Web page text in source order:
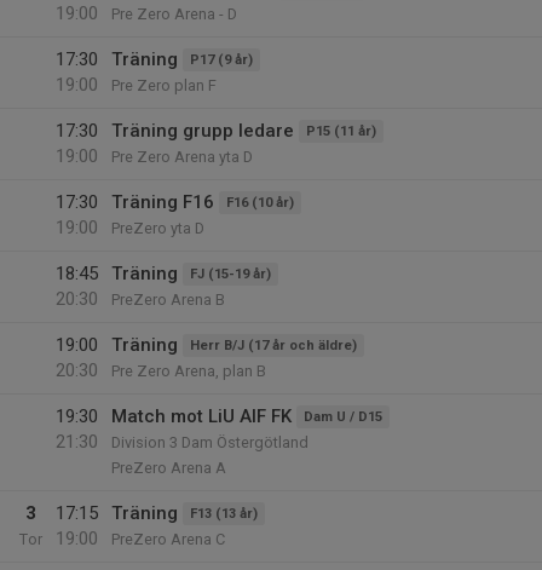
19:00
Pre Zero Arena - D
17:30
19:00
Träning P17 (9 år)
Pre Zero plan F
17:30
19:00
Träning grupp ledare P15 (11 år)
Pre Zero Arena yta D
17:30
19:00
Träning F16 F16 (10 år)
PreZero yta D
18:45
20:30
Träning FJ (15-19 år)
PreZero Arena B
19:00
20:30
Träning Herr B/J (17 år och äldre)
Pre Zero Arena, plan B
19:30
21:30
Match mot LiU AIF FK Dam U / D15
Division 3 Dam Östergötland
PreZero Arena A
3
Tor
17:15
19:00
Träning F13 (13 år)
PreZero Arena C